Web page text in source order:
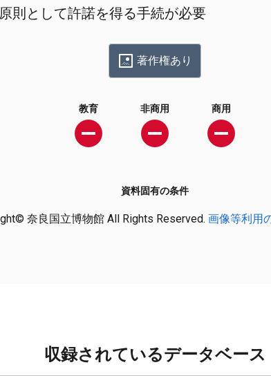
原則として許諾を得る手続が必要
著作権あり
教育 非商用 商用
資料固有の条件
奈良国立博物館 All Rights Reserved. 画像等利用
収録されているデータベース